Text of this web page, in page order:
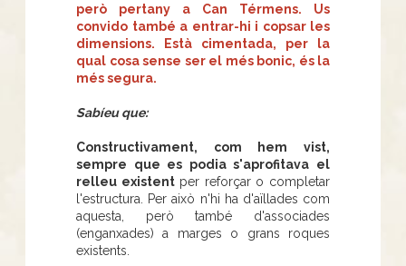
però pertany a Can Térmens. Us
convido també a entrar-hi i copsar les
dimensions. Està cimentada, per la
qual cosa sense ser el més bonic, és la
més segura.
Sabíeu que:
Constructivament, com hem vist,
sempre que es podia s'aprofitava el
relleu existentper reforçar o completar
l'estructura. Per això n'hi ha d'aïllades com
aquesta, però també d'associades
(enganxades) a marges o grans roques
existents.